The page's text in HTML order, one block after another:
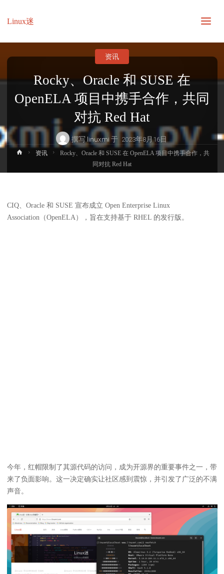
Linux迷
Rocky、Oracle 和 SUSE 在
OpenELA 项目中携手合作，共同
对抗 Red Hat
撰写 linuxmi 于 2023年8月16日
资讯
首
资讯
Rocky、Oracle 和 SUSE 在 OpenELA 项目中携手合作，共
同对抗 Red Hat
CIQ、Oracle 和 SUSE 宣布成立 Open Enterprise Linux
Association（OpenELA），旨在支持基于 RHEL 的发行版。
今年，红帽限制了其源代码的访问，成为开源界的重要事件之一，带
来了负面影响。这一决定确实让社区感到震惊，并引发了广泛的不满
声音。